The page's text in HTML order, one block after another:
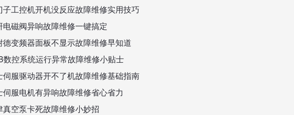
子工控机开机没反应故障维修实用技巧
电磁阀异响故障维修一键搞定
德变频器面板不显示故障维修早知道
数控系统运行异常故障维修小贴士
伺服驱动器开不了机故障维修基础指南
伺服电机有异响故障维修省心省力
真空泵卡死故障维修小妙招